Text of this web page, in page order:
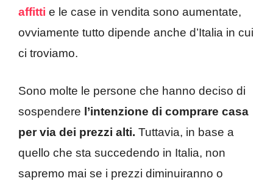
affitti e le case in vendita sono aumentate,
ovviamente tutto dipende anche d’Italia in cui
ci troviamo.
Sono molte le persone che hanno deciso di
sospendere l’intenzione di comprare casa
per via dei prezzi alti. Tuttavia, in base a
quello che sta succedendo in Italia, non
sapremo mai se i prezzi diminuiranno o